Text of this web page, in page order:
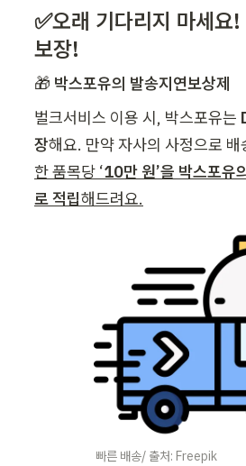
✅오래 기다리지 마세요
보장!
🎁 박스포유의 발송지연보상제
벌크서비스 이용 시, 박스포유는
장
한 품목당 ‘10만 원’을 박스포유
로 적립해드려요.
빠른 배송/ 출처: Freepik